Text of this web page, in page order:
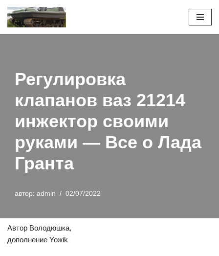
Перейти
Регулировка
клапанов ваз 21214
инжектор своими
руками — Все о Лада
Гранта
автор: admin 02/07/2022
Автор Володюшка,
дополнение Yoжik